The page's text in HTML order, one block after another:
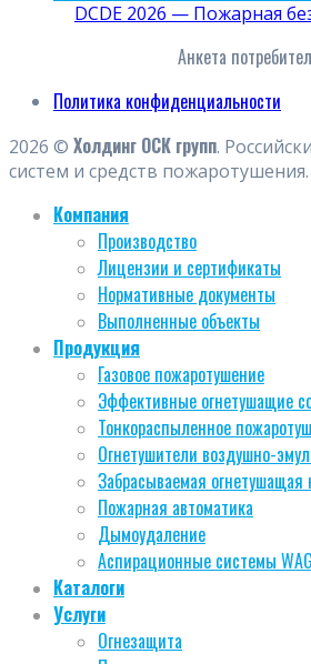
DCDE 2026 — Пожарная
Анкета
Политика конфиденциальности
2026 © Холдинг ОСК групп.
систем и средств пожаротушения.
Компания
Производство
Лицензии и сертификаты
Нормативные документы
Выполненные объекты
Продукция
Газовое пожаротушение
Эффективные огнетушащие
Тонкораспыленное
Огнетушители воздушно-
Забрасываемая огнетушащая
Пожарная автоматика
Дымоудаление
Аспирационные системы
Каталоги
Услуги
Огнезащита